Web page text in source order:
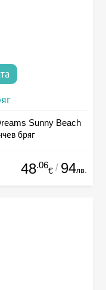
Sunny Beach
бряг
48.06
€ / 94лв.